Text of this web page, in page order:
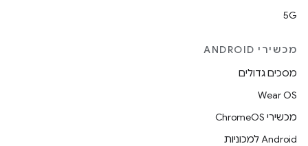
5G
מכשירי ANDROID
מסכים גדולים
Wear OS
מכשירי ChromeOS
Android למכוניות